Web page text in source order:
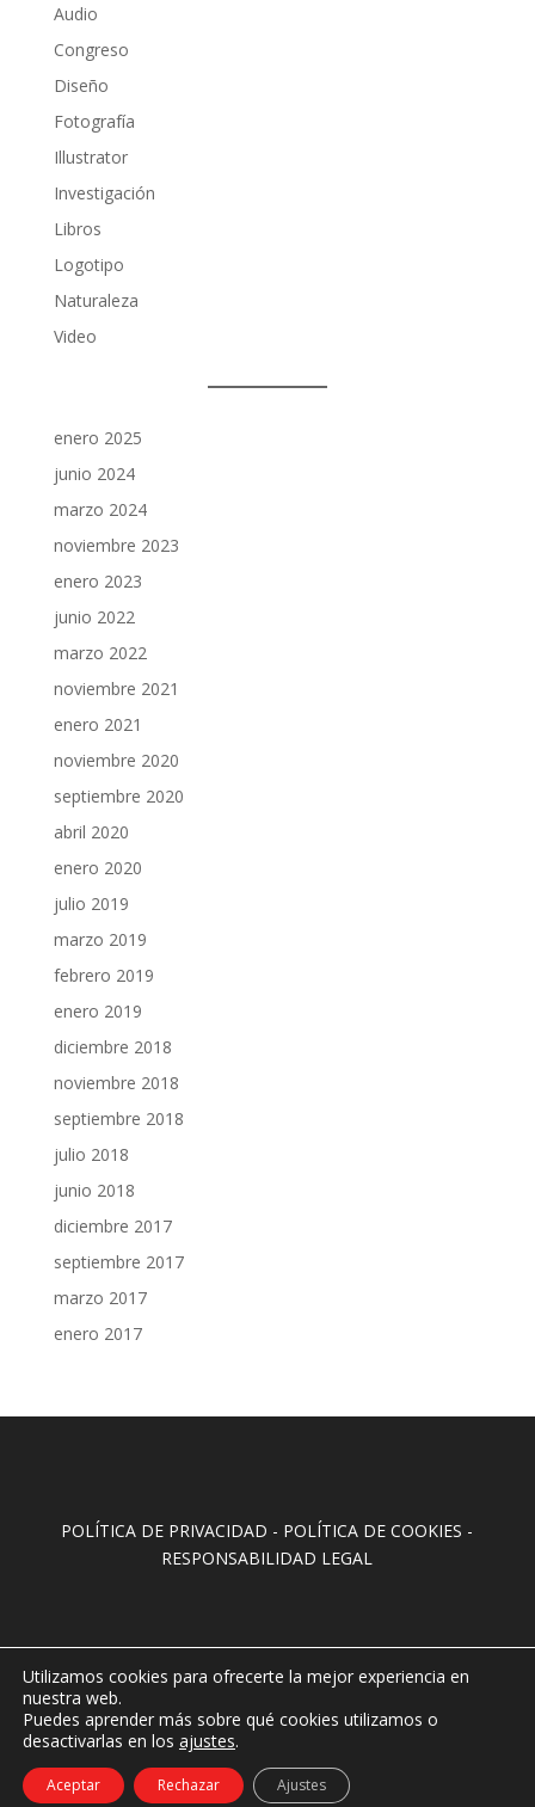
Audio
Congreso
Diseño
Fotografía
Illustrator
Investigación
Libros
Logotipo
Naturaleza
Video
enero 2025
junio 2024
marzo 2024
noviembre 2023
enero 2023
junio 2022
marzo 2022
noviembre 2021
enero 2021
noviembre 2020
septiembre 2020
abril 2020
enero 2020
julio 2019
marzo 2019
febrero 2019
enero 2019
diciembre 2018
noviembre 2018
septiembre 2018
julio 2018
junio 2018
diciembre 2017
septiembre 2017
marzo 2017
enero 2017
POLÍTICA DE PRIVACIDAD - POLÍTICA DE COOKIES -
RESPONSABILIDAD LEGAL
Laura Apolonio © 2026
Utilizamos cookies para ofrecerte la mejor experiencia en
nuestra web.
Puedes aprender más sobre qué cookies utilizamos o
desactivarlas en los ajustes.
Aceptar Rechazar Ajustes